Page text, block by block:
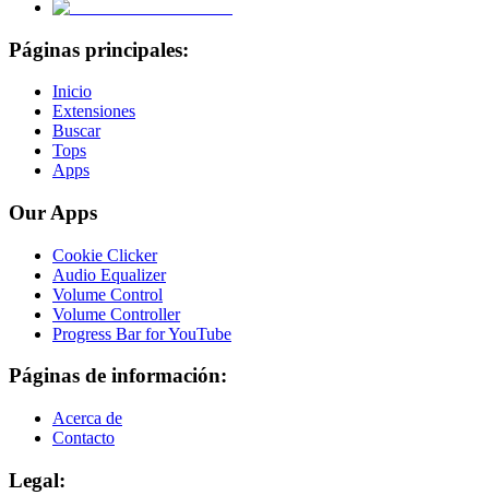
Páginas principales:
Inicio
Extensiones
Buscar
Tops
Apps
Our Apps
Cookie Clicker
Audio Equalizer
Volume Control
Volume Controller
Progress Bar for YouTube
Páginas de información:
Acerca de
Contacto
Legal: